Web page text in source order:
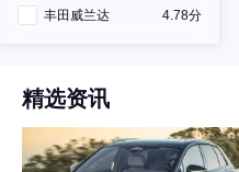
丰田威兰达
4.78分
精选资讯